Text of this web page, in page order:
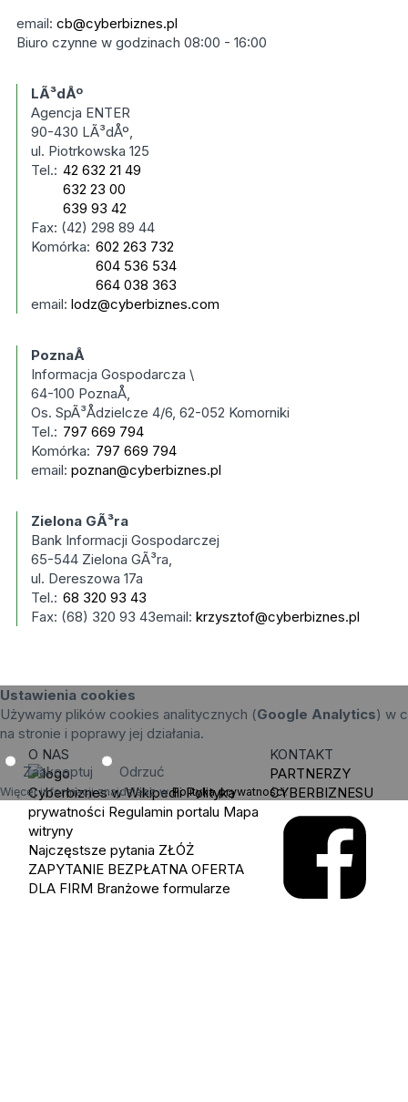
email: cb@cyberbiznes.pl
Biuro czynne w godzinach 08:00 - 16:00
LÃ³dÅº
Agencja ENTER
90-430 LÃ³dÅº,
ul. Piotrkowska 125
Tel.: 42 632 21 49
632 23 00
639 93 42
Fax: (42) 298 89 44
Komórka: 602 263 732
604 536 534
664 038 363
email: lodz@cyberbiznes.com
PoznaÅ
Informacja Gospodarcza \
64-100 PoznaÅ,
Os. SpÃ³Ådzielcze 4/6, 62-052 Komorniki
Tel.: 797 669 794
Komórka: 797 669 794
email: poznan@cyberbiznes.pl
Zielona GÃ³ra
Bank Informacji Gospodarczej
65-544 Zielona GÃ³ra,
ul. Dereszowa 17a
Tel.: 68 320 93 43
Fax: (68) 320 93 43email: krzysztof@cyberbiznes.pl
Ustawienia cookies
Używamy plików cookies analitycznych (Google Analytics) w
na stronie i poprawy jej działania.
Zaakceptuj Odrzuć
Więcej informacji znajdziesz wPolityka prywatności.
O NAS
Cyberbiznes w Wikipedii Polityka
prywatności Regulamin portalu Mapa
witryny
Najczęstsze pytania ZŁÓŻ
ZAPYTANIE BEZPŁATNA OFERTA
DLA FIRM Branżowe formularze
KONTAKT
PARTNERZY
CYBERBIZNESU